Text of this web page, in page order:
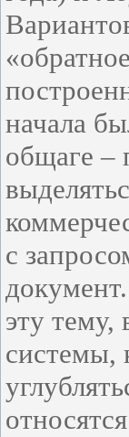
начала
общаге –
с
эту тему,
системы,